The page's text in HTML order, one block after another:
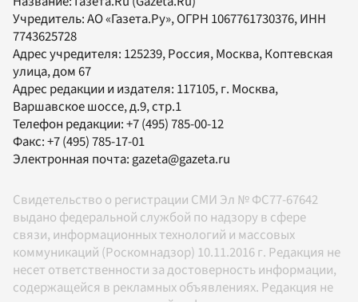
Учредитель:АО «Газета.Ру», ОГРН 1067761730376, ИНН
7743625728
Адрес учредителя: 125239, Россия, Москва, Коптевская
улица, дом 67
Адрес редакции и издателя: 117105, г. Москва,
Варшавское шоссе, д.9, стр.1
Телефон редакции:+7 (495) 785-00-12
Факс:+7 (495) 785-17-01
Электронная почта:gazeta@gazeta.ru
Свидетельство о регистрации СМИ Эл № ФС77-67642
выдано федеральной службой по надзору в сфере
связи, информационных технологий и массовых
коммуникаций (Роскомнадзор) 10.11.2016 г. Редакция не
несет ответственности за достоверность информации,
содержащейся в рекламных объявлениях. Редакция не